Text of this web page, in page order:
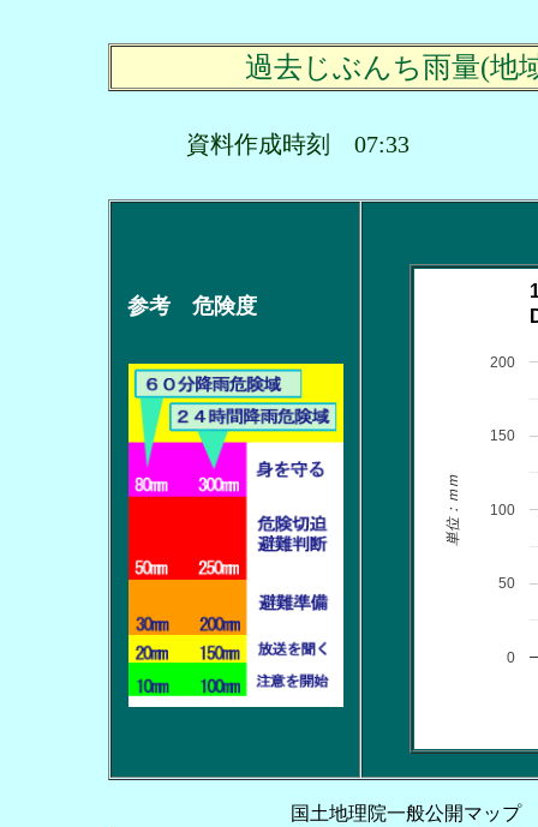
過去じぶんち雨量(地
資料作成時刻 07:33
参考 危険度
0
50
100
150
200
単位：ｍｍ
国土地理院一般公開マップ